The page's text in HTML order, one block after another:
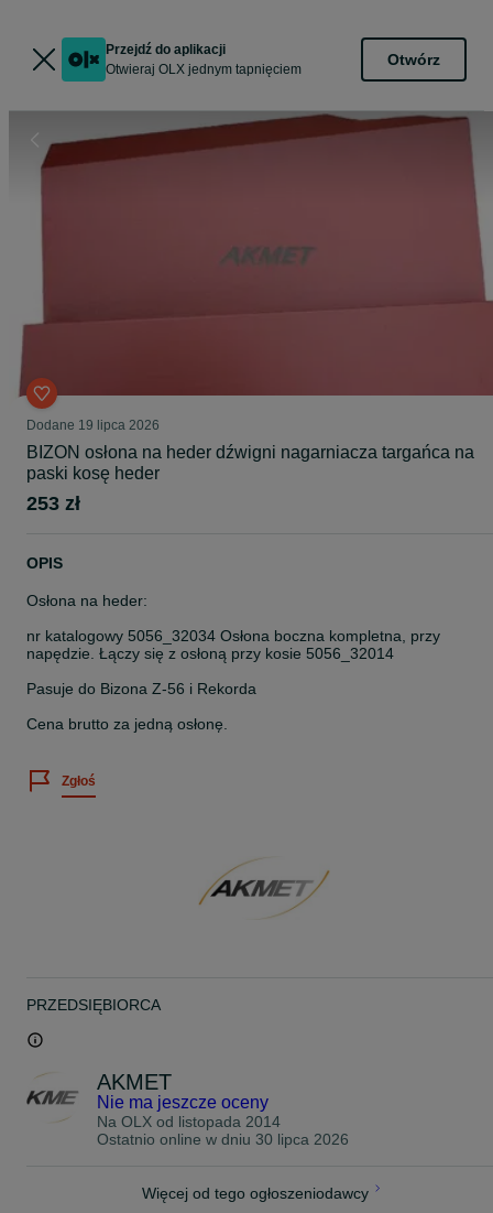
Przejdź do aplikacji
Otwieraj OLX jednym tapnięciem
Otwórz
Dodane 19 lipca 2026
BIZON osłona na heder dźwigni nagarniacza targańca na
paski kosę heder
253 zł
OPIS
Osłona na heder:
nr katalogowy 5056_32034 Osłona boczna kompletna, przy
napędzie. Łączy się z osłoną przy kosie 5056_32014
Pasuje do Bizona Z-56 i Rekorda
Cena brutto za jedną osłonę.
Zgłoś
PRZEDSIĘBIORCA
AKMET
Nie ma jeszcze oceny
Na OLX od listopada 2014
Ostatnio online w dniu 30 lipca 2026
Więcej od tego ogłoszeniodawcy